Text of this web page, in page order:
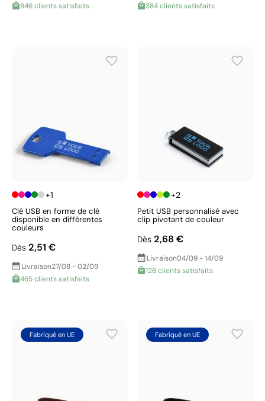
846 clients satisfaits
384 clients satisfaits
+1
Clé USB en forme de clé
disponible en différentes
couleurs
Dès 2,51 €
Livraison27/08 - 02/09
465 clients satisfaits
+2
Petit USB personnalisé avec
clip pivotant de couleur
Dès 2,68 €
Livraison04/09 - 14/09
126 clients satisfaits
Fabriqué en UE Fabriqué en UE